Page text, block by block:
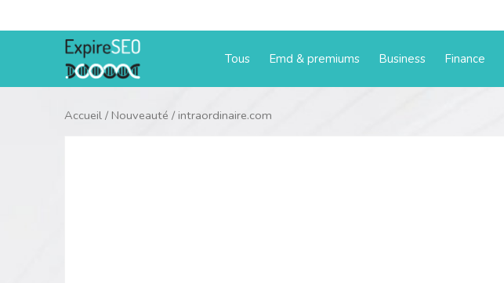
au
Tous Emd & premiums Business Finance
Accueil / Nouveauté / intraordinaire.com